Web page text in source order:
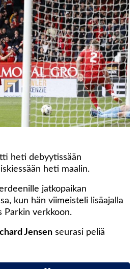
heti debyytissään
heti maalin.
jatkopaikan
kun hän viimeisteli lisäajalla
Parkin verkkoon.
Jensen seurasi peliä